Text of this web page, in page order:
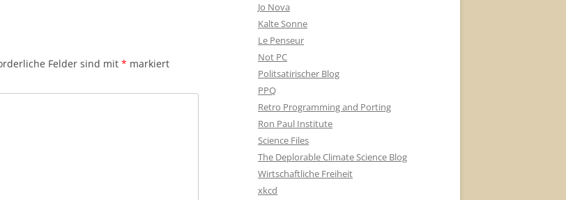
Felder sind mit * markiert
Jo Nova
Kalte Sonne
Le Penseur
Not PC
Politsatirischer Blog
PPQ
Retro Programming and Porting
Ron Paul Institute
Science Files
The Deplorable Climate Science Blog
Wirtschaftliche Freiheit
xkcd